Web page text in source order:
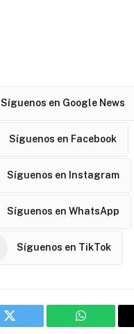
Síguenos en Google News
Síguenos en Facebook
Síguenos en Instagram
Síguenos en WhatsApp
Síguenos en TikTok
Twitter WhatsApp